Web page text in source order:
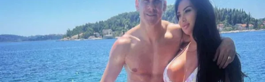
Букмекери
Казино